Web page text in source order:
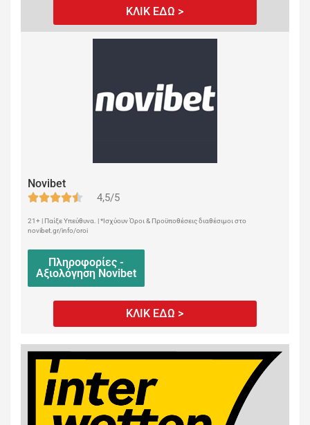
ΚΛΙΚ ΕΔΩ >
Novibet
4,5/5
21+ | Παίξε Υπεύθυνα. | *Ισχύουν Όροι & Προϋποθέσεις διαθέσιμοι στο
novibet.gr/info/oroi
Πληροφορίες -
Αξιολόγηση Novibet
ΚΛΙΚ ΕΔΩ >